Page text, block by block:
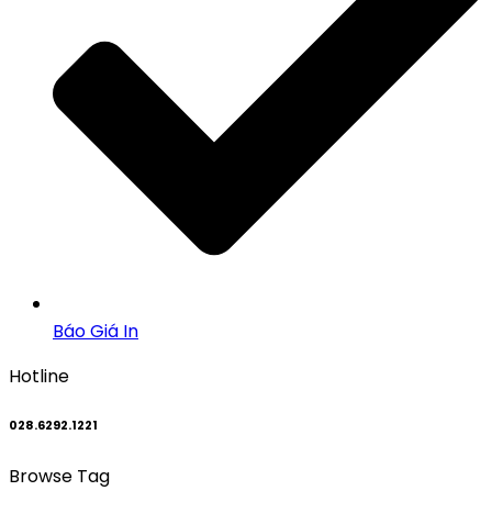
Báo Giá In
Hotline
028.6292.1221
Browse Tag